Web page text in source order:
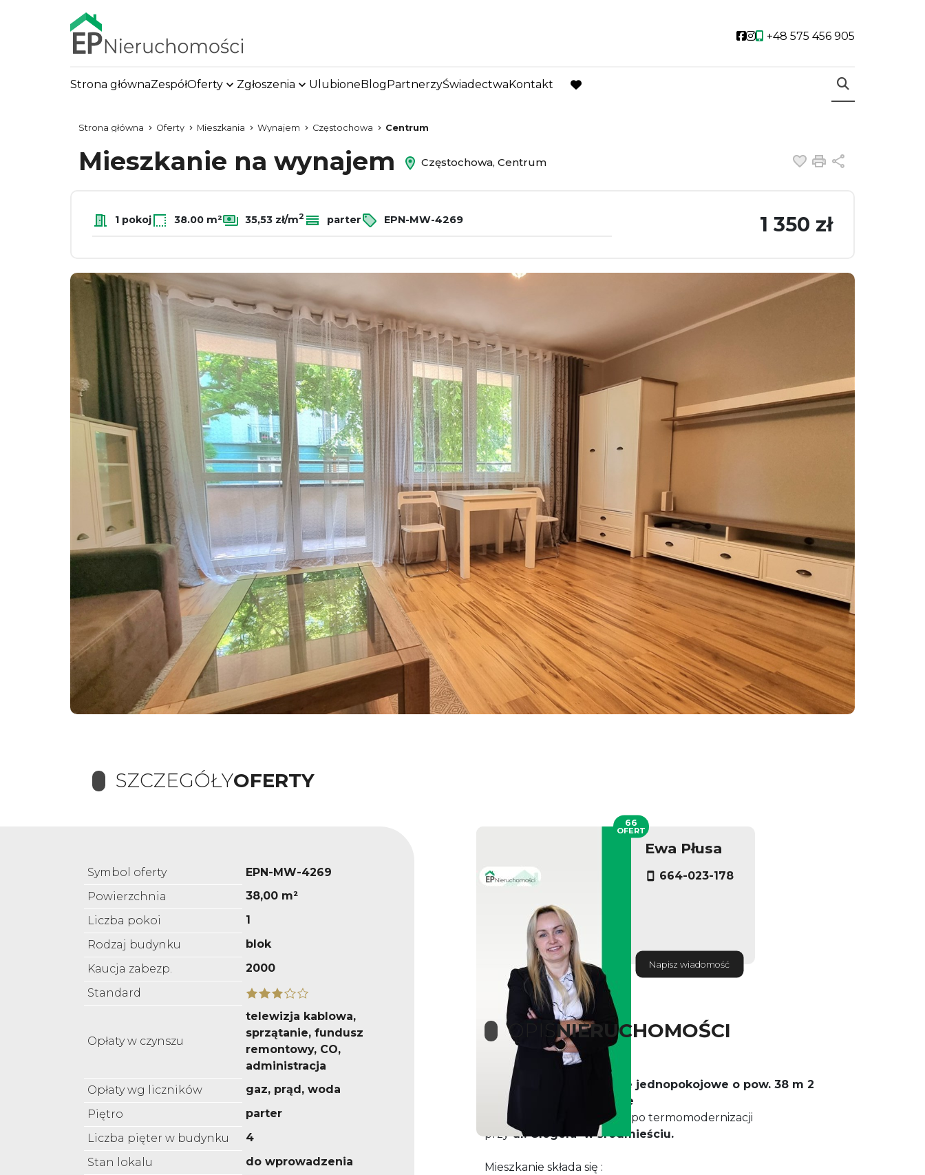
Social link
Social link
+48 575 456 905
Strona głównaZespółOferty Zgłoszenia UlubioneBlogPartnerzyŚwiadectwaKontakt
favorite
Strona główna Oferty Mieszkania Wynajem Częstochowa Centrum
Mieszkanie na wynajem Częstochowa, Centrum Dodaj do
Drukuj
1 pokoj 38.00 m² 35,53 zł/m2 parter EPN-MW-4269 1 350 zł
SZCZEGÓŁYOFERTY
Symbol oferty
EPN-MW-4269
Powierzchnia
38,00 m²
Liczba pokoi
1
Rodzaj budynku
blok
Kaucja zabezp.
2000
Standard
Opłaty w czynszu
telewizja kablowa,
sprzątanie, fundusz
remontowy, CO,
administracja
Opłaty wg liczników
gaz, prąd, woda
Piętro
parter
Liczba pięter w budynku
4
Stan lokalu
do wprowadzenia
Ewa Płusa
664-023-178
Napisz wiadomość
66
OFERT
OPISNIERUCHOMOŚCI
Przedstawiamy mieszkanie jednopokojowe o pow. 38 m 2
znajdujące się
rterze
w czteropiętrowym bloku po termomodernizacji
przyul. Glogeraw śródmieściu.
Mieszkanie składa się :